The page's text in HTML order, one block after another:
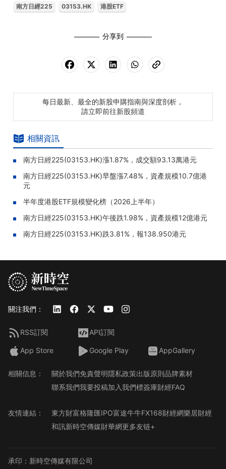
南方日經225 03153.HK 港股ETF
分享到
每日最新、最全的新股申購指南與深度剖析，
請立即前往新股頻道
相關資訊
南方日經225(03153.HK)漲1.87%，成交額93.13萬港元
南方日經225(03153.HK)早盤漲7.48%，資產規模10.7億港
元
半年度港股ETF規模變化榜（2026上半年）
南方日經225(03153.HK)午後跌1.98%，資產規模12億港元
南方日經225(03153.HK)跌3.81%，報138.950港元
關注我們：
RSS訂閱 API訂閱
App Store Google Play AppGallery
相關信息： 關於我們免責聲明隱私政策出版原則品牌素材
聯系我們我要投稿加入我們標簽庫財經FAQ
友情連結： 東方財富格隆匯IPO富途牛牛FX168財經網樂居財經
和訊新時空傳媒財華網更多友链+
承印：新時空傳媒有限公司